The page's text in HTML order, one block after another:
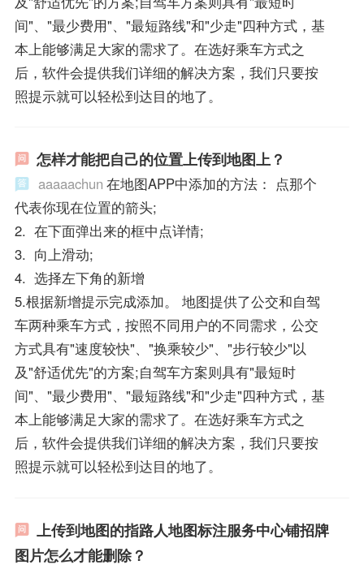
间"、"最少费用"、"最短路线"和"少走"四种方式，基
本上能够满足大家的需求了。在选好乘车方式之
后，软件会提供我们详细的解决方案，我们只要按
照提示就可以轻松到达目的地了。
怎样才能把自己的位置上传到地图上？
aaaaachun 在地图APP中添加的方法： 点那个
代表你现在位置的箭头;
2. 在下面弹出来的框中点详情;
3. 向上滑动;
4. 选择左下角的新增
5.根据新增提示完成添加。 地图提供了公交和自驾
车两种乘车方式，按照不同用户的不同需求，公交
方式具有"速度较快"、"换乘较少"、"步行较少"以
及"舒适优先"的方案;自驾车方案则具有"最短时
间"、"最少费用"、"最短路线"和"少走"四种方式，基
本上能够满足大家的需求了。在选好乘车方式之
后，软件会提供我们详细的解决方案，我们只要按
照提示就可以轻松到达目的地了。
上传到地图的指路人地图标注服务中心铺招牌
图片怎么才能删除？